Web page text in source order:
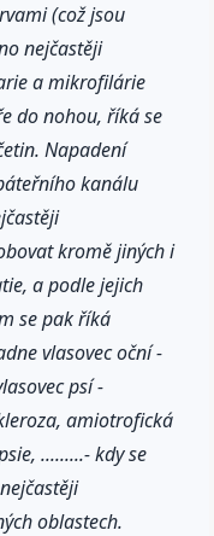
(což jsou
nejčastěji
a mikrofilárie
do nohou, říká se
Napadení
kanálu
kromě jiných i
a podle jejich
se pak říká
vlasovec oční -
psí -
amiotrofická
.........- kdy se
oblastech.